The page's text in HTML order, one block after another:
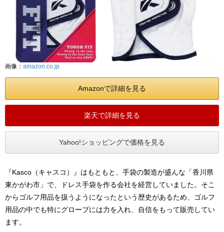
画像： amazon.co.jp
Amazonで詳細を見る
楽天で詳細を見る
Yahoo!ショッピングで価格を見る
『Kasco（キャスコ）』はもともと、手袋の製造が盛んな「香川県
東かがわ市」で、ドレス手袋を作る会社を経営していました。そこ
からゴルフ用品を扱うようになったという歴史があるため、ゴルフ
用品の中でも特にグローブには力を入れ、自信をもって販売してい
ます。